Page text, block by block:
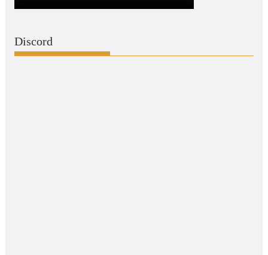
Discord